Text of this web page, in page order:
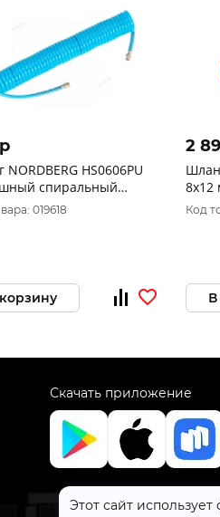
Этот сайт
спиральный
?6х8мм, 6 м
019618
2
8x12
Код
В
Скачать приложение